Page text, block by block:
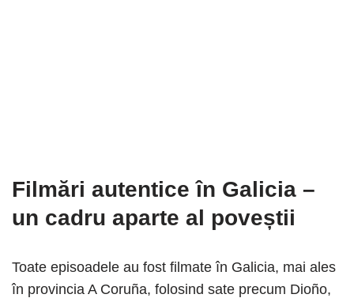
Filmări autentice în Galicia –
un cadru aparte al poveștii
Toate episoadele au fost filmate în Galicia, mai ales
în provincia A Coruña, folosind sate precum Dioño,